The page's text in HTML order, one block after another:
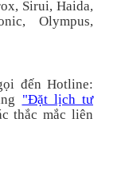
Sirui, Haida,
Olympus,
đến Hotline:
"Đặt lịch tư
thắc mắc liên